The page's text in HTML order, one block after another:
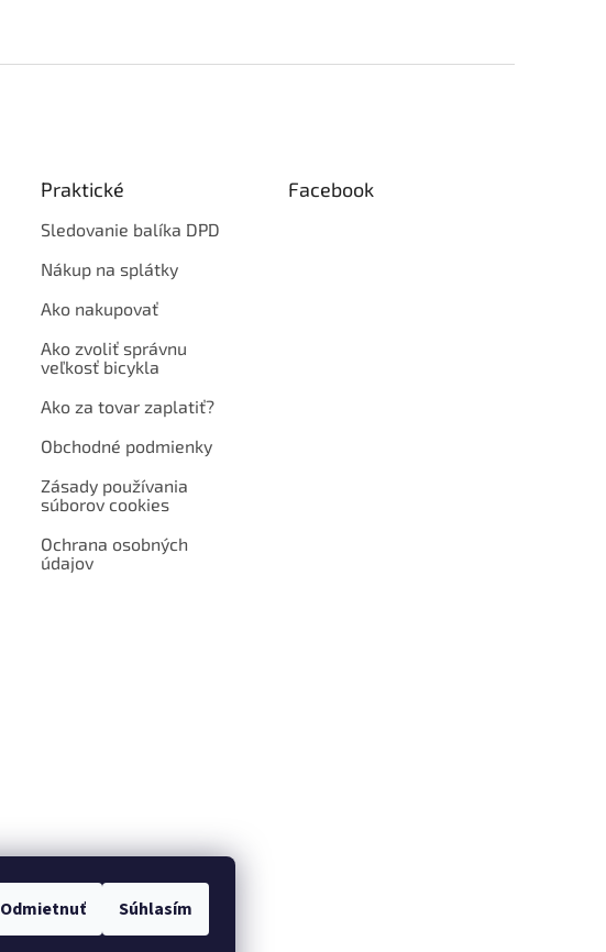
Odmietnuť Súhlasím
Praktické
Sledovanie balíka DPD
Nákup na splátky
Ako nakupovať
Ako zvoliť správnu
veľkosť bicykla
Ako za tovar zaplatiť?
Obchodné podmienky
Zásady používania
súborov cookies
Ochrana osobných
údajov
Facebook